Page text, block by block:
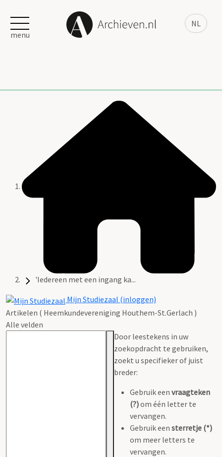
NL
menu
'Iedereen met een ingang ka...
Mijn Studiezaal (inloggen)
Artikelen ( Heemkundevereniging Houthem-St.Gerlach )
Alle velden
Door leestekens in uw
zoekopdracht te gebruiken,
zoekt u specifieker of juist
breder:
Gebruik een vraagteken
(?)om één letter te
vervangen.
Gebruik een sterretje (*)
om meer letters te
vervangen.